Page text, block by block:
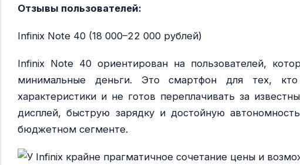
Отзывы пользователей:
Infinix Note 40 (18 000–22 000 рублей)
Infinix Note 40 ориентирован на пользователей,
минимальные деньги. Это смартфон для тех,
характеристики и не готов переплачивать за
дисплей, быструю зарядку и достойную
бюджетном сегменте.